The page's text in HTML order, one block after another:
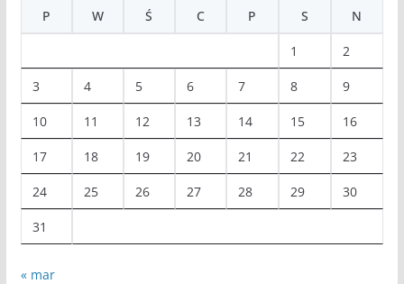
P
W Ś C P S N
1 2
3 4 5 6 7 8 9
10 11 12 13 14 15 16
17 18 19 20 21 22 23
24 25 26 27 28 29 30
31
« mar